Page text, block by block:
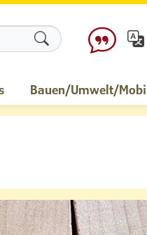
Formularschaltfläche
Bauen/Umwelt/